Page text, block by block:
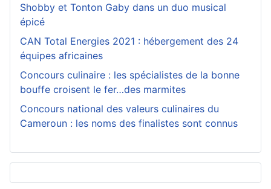
Shobby et Tonton Gaby dans un duo musical
épicé
CAN Total Energies 2021 : hébergement des 24
équipes africaines
Concours culinaire : les spécialistes de la bonne
bouffe croisent le fer…des marmites
Concours national des valeurs culinaires du
Cameroun : les noms des finalistes sont connus